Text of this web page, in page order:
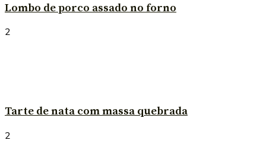
Lombo de porco assado no forno
2
Tarte de nata com massa quebrada
2